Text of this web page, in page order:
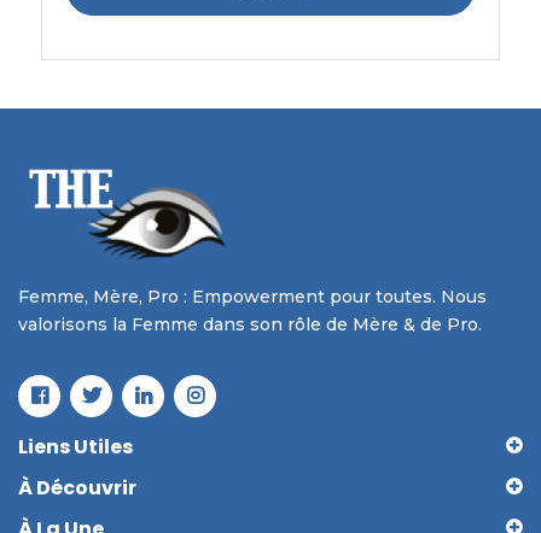
Femme, Mère, Pro : Empowerment pour toutes. Nous
valorisons la Femme dans son rôle de Mère & de Pro.
Liens Utiles
À Découvrir